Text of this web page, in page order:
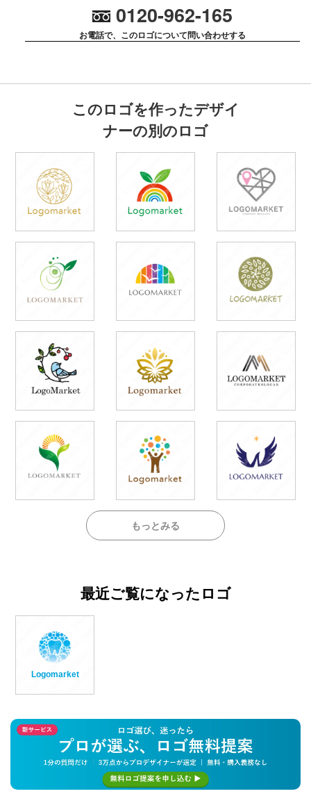
0120-962-165
お電話で、このロゴについて問い合わせする
このロゴを作ったデザイ
ナーの別のロゴ
もっとみる
最近ご覧になったロゴ
Logomarket